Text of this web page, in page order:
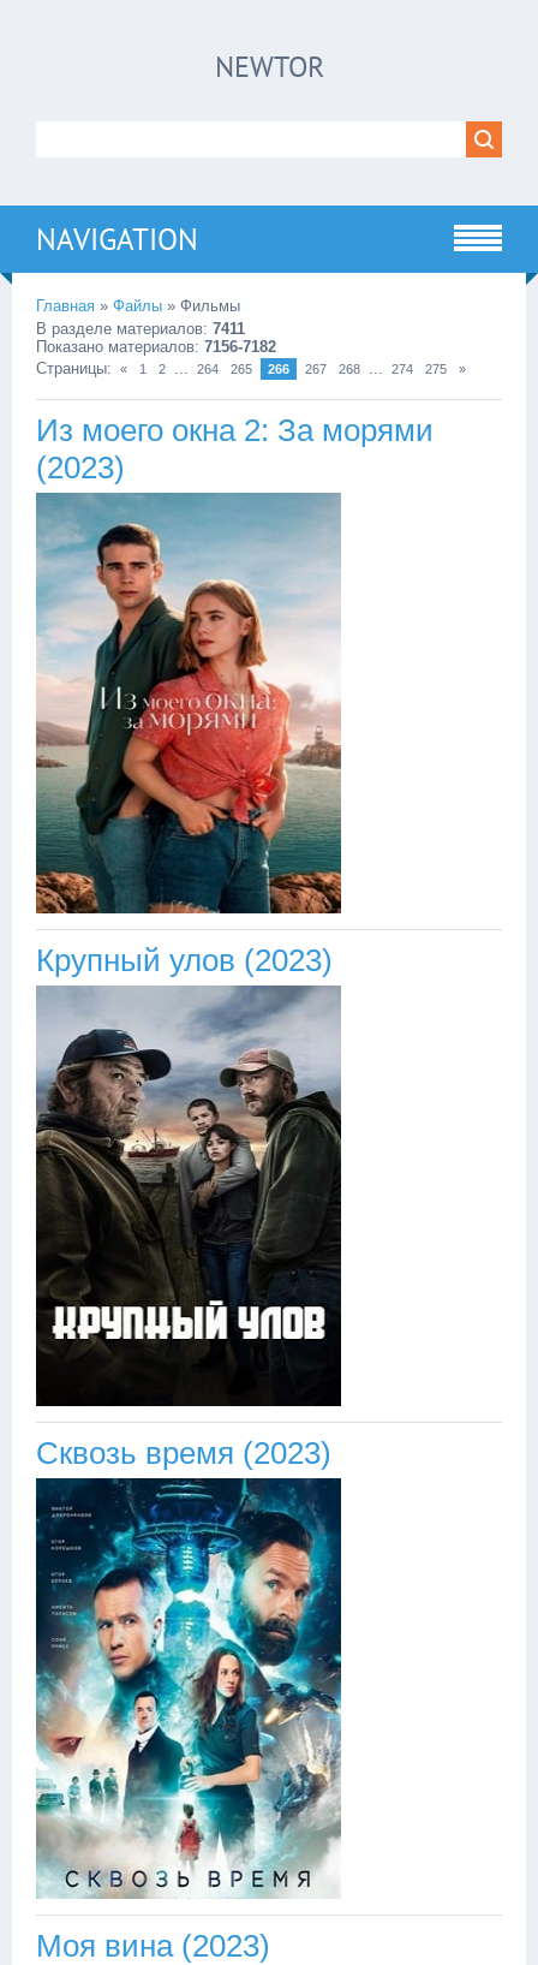
NEWTOR
NAVIGATION
Главная » Файлы » Фильмы
В разделе материалов: 7411
Показано материалов: 7156-7182
Страницы: « 1 2 ... 264 265 266 267 268 ... 274 275 »
Из моего окна 2: За морями
(2023)
Крупный улов (2023)
Сквозь время (2023)
Моя вина (2023)